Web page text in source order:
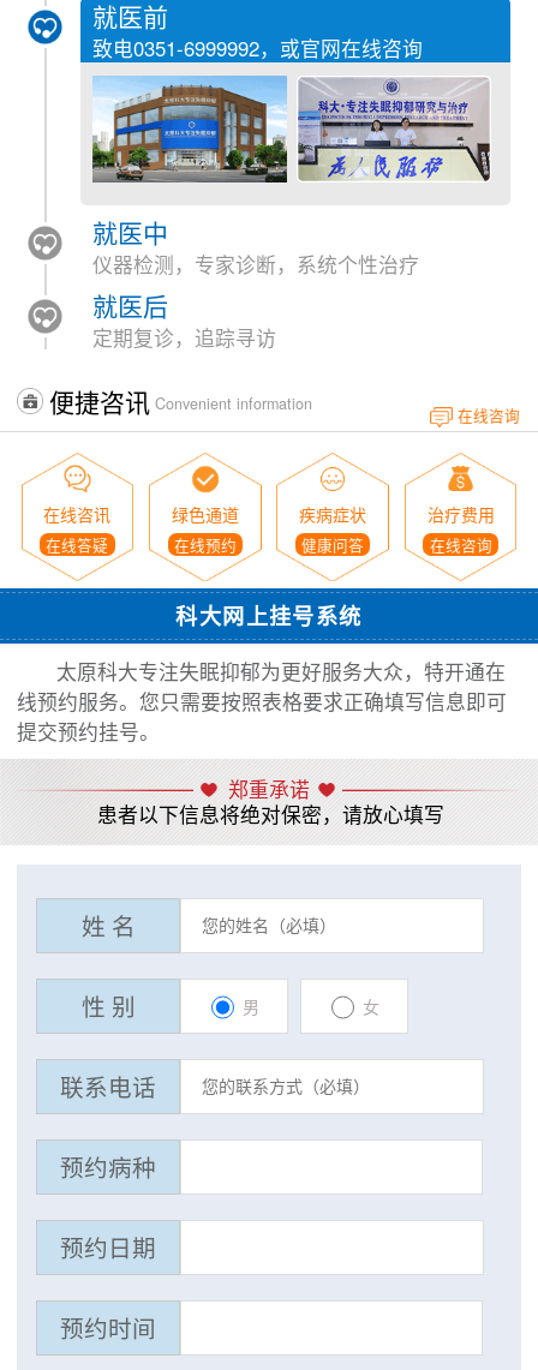
就医前
致电0351-6999992，或官网在线咨询
就医中
仪器检测，专家诊断，系统个性治疗
就医后
定期复诊，追踪寻访
便捷咨讯 Convenient information
在线咨询
在线咨讯
在线答疑
绿色通道
在线预约
疾病症状
健康问答
治疗费用
在线咨询
科大网上挂号系统
太原科大专注失眠抑郁为更好服务大众，特开通在
线预约服务。您只需要按照表格要求正确填写信息即可
提交预约挂号。
郑重承诺
患者以下信息将绝对保密，请放心填写
姓 名
性 别 男 女
联系电话
预约病种
预约日期
预约时间